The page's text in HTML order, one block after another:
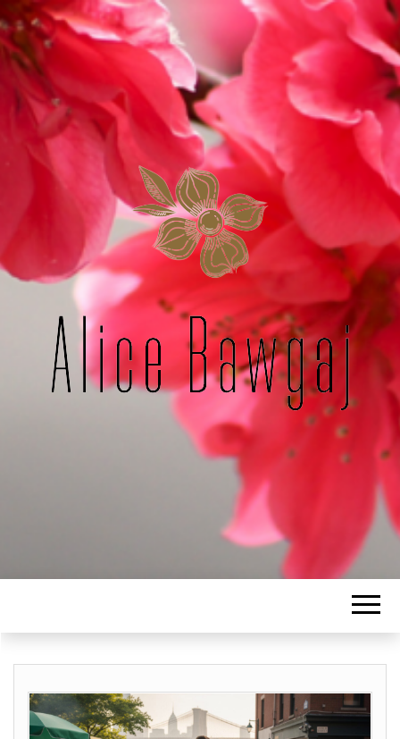
ALICE
BAWGAJ
Les petits mots d'Alice